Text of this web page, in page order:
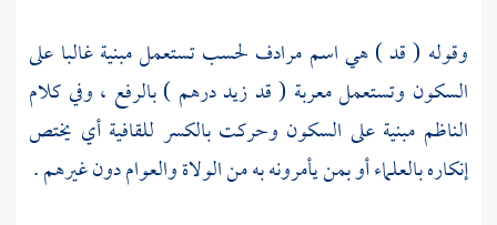
وقوله ( قد ) هي اسم مرادف لحسب تستعمل مبنية غالبا على
السكون وتستعمل معربة ( قد زيد درهم ) بالرفع ، وفي كلام
الناظم مبنية على السكون وحركت بالكسر للقافية أي يختص
إنكاره بالعلماء أو بمن يأمرونه به من الولاة والعوام دون غيرهم .